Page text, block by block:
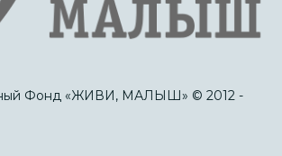
Фонд «ЖИВИ, МАЛЫШ» © 2012 -